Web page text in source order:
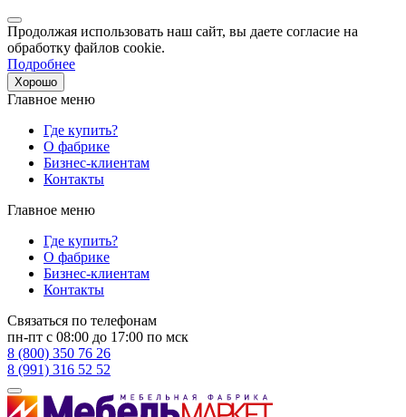
Продолжая использовать наш сайт, вы даете согласие на
обработку файлов cookie.
Подробнее
Хорошо
Главное меню
Где купить?
О фабрике
Бизнес-клиентам
Контакты
Главное меню
Где купить?
О фабрике
Бизнес-клиентам
Контакты
Связаться по телефонам
пн-пт с 08:00 до 17:00 по мск
8 (800) 350 76 26
8 (991) 316 52 52